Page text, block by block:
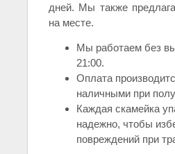
дней. Мы также
на месте.
Мы работаем без
21:00.
Оплата
наличными при
Каждая скамейка
надежно, чтобы
повреждений при